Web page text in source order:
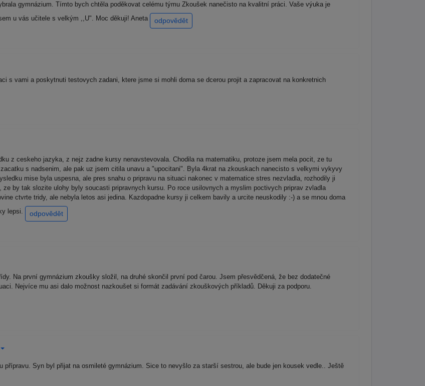
gymnázium. Tímto bych chtěla poděkovat celému týmu Zkoušek nanečisto na kvalitní práci. Vaše výuka je
u vás učitele s velkým ,,U". Moc děkuji! Aneta
odpovědět
s vami a poskytnuti testovych zadani, ktere jsme si mohli doma se dcerou projit a zapracovat na konkretnich
z ceskeho jazyka, z nejz zadne kursy nenavstevovala. Chodila na matematiku, protoze jsem mela pocit, ze tu
s nadsenim, ale pak uz jsem citila unavu a "upocitani". Byla 4krat na zkouskach nanecisto s velkymi vykyvy
mise byla uspesna, ale pres snahu o pripravu na situaci nakonec v matematice stres nezvladla, rozhodily ji
by tak slozite ulohy byly soucasti pripravnych kursu. Po roce usilovnych a myslim poctivych priprav zvladla
ctvrte tridy, ale nebyla letos asi jedina. Kazdopadne kursy ji celkem bavily a urcite neuskodily :-) a se mnou doma
lepsi.
odpovědět
Na první gymnázium zkoušky složil, na druhé skončil první pod čarou. Jsem přesvědčená, že bez dodatečné
Nejvíce mu asi dalo možnost nazkoušet si formát zadávání zkouškových příkladů. Děkuji za podporu.
přípravu. Syn byl přijat na osmileté gymnázium. Sice to nevyšlo za starší sestrou, ale bude jen kousek vedle.. Ještě